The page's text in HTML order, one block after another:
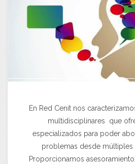
En Red Cenit nos
multidisciplinares que
especializados para poder
problemas desde múltiples
Proporcionamos